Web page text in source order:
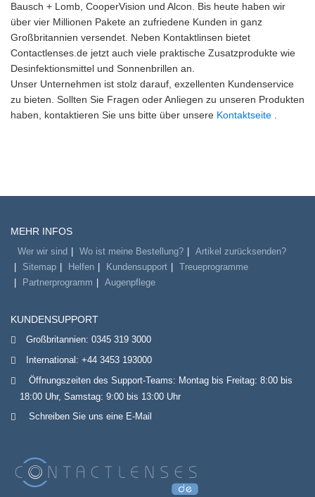
Bausch + Lomb, CooperVision und Alcon. Bis heute haben wir
über vier Millionen Pakete an zufriedene Kunden in ganz
Großbritannien versendet. Neben Kontaktlinsen bietet
Contactlenses.de jetzt auch viele praktische Zusatzprodukte wie
Desinfektionsmittel und Sonnenbrillen an.
Unser Unternehmen ist stolz darauf, exzellenten Kundenservice
zu bieten. Sollten Sie Fragen oder Anliegen zu unseren Produkten
haben, kontaktieren Sie uns bitte über unsere Kontaktseite
MEHR INFOS
Wer wir sind Wo ist meine Bestellung?
Artikel zurücksenden?
Sitemap
Helfen Kundensupport
Treueprogramme
Partnerprogramm
Augenpflege
KUNDENSUPPORT
Großbritannien: 0345 319 3000
International: +44 3453 193000
Öffnungszeiten des Support-Teams: Montag bis Freitag: 8:00 bis
18:00 Uhr, Samstag: 9:00 bis 13:00 Uhr
Schreiben Sie uns eine E-Mail